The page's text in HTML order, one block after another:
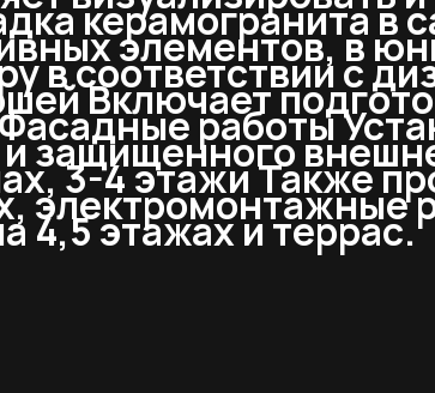
керамогранита в
элементов, в
в соответствии с
Включаетработы
защищенного
3-4 этажи Также
электромонтажные
4,5 этажах и террас.